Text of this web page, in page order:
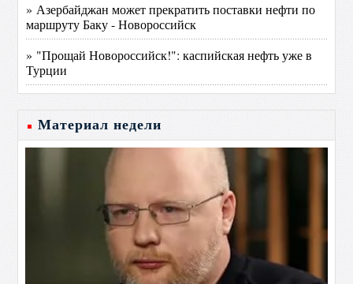
» Азербайджан может прекратить поставки нефти по
маршруту Баку - Новороссийск
» "Прощай Новороссийск!": каспийская нефть уже в
Турции
Материал недели